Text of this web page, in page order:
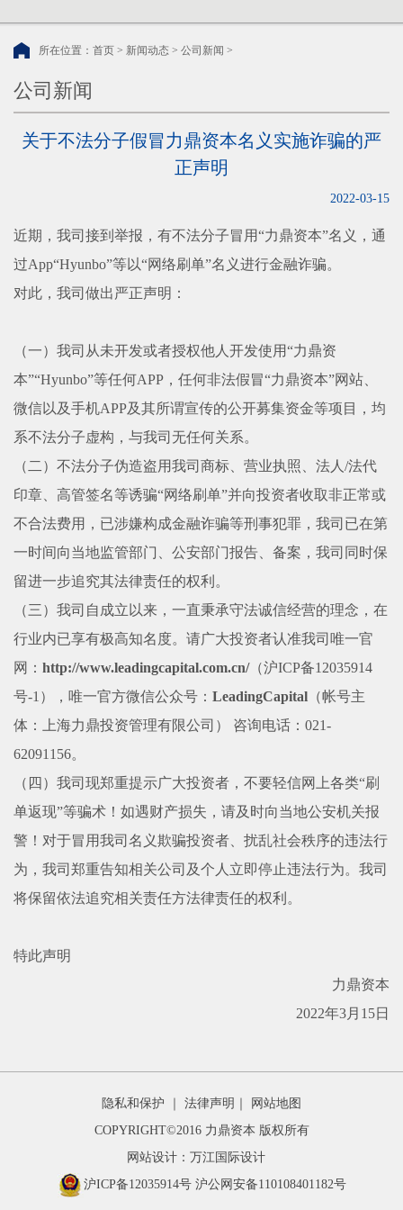
所在位置： 首页 > 新闻动态 > 公司新闻 >
公司新闻
关于不法分子假冒力鼎资本名义实施诈骗的严
正声明
2022-03-15
近期，我司接到举报，有不法分子冒用“力鼎资本”名义，通
过App“Hyunbo”等以“网络刷单”名义进行金融诈骗。
对此，我司做出严正声明：
（一） 我司从未开发或者授权他人开发使用“力鼎资
本”“Hyunbo”等任何APP ，任何非法假冒“力鼎资本”网站、
微信以及手机APP及其所谓宣传的公开募集资金等项目，均
系不法分子虚构，与我司无任何关系。
（二） 不法分子伪造盗用我司商标、 营业执照、 法人 /法代
印章、 高管签名等诱骗“网络刷单”并向投资者收取非正常或
不合法费用，已涉嫌构成金融诈骗等刑事犯罪，我司已在第
一时间向当地监管部门、公安部门报告、 备案 ，我司同时保
留进一步追究其法律责任的权利。
（三） 我司自成立以来，一直秉承守法诚信经营的理念，在
行业内已享有极高知名度。请广大投资者认准我司唯一官
网： http://www.leadingcapital.com.cn/（沪ICP备12035914
号-1 ），唯一官方微信公众号： LeadingCapital （帐号主
体：上海力鼎投资管理有限公司）
咨询电话 ： 021-
62091156。
（四） 我司现郑重提示广大投资者 ，不要轻信网上各类“刷
单返现”等骗术！如遇财产损失，请及时向当地公安机关报
警！对于冒用我司名义欺骗投资者、扰乱社会秩序的违法行
为，我司郑重告知相关公司及个人立即停止违法行为。我司
将保留依法追究相关责任方法律责任的权利。
特此声明
力鼎资本
2022年3月 15日
隐私和保护 法律声明
网站地图
COPYRIGHT©2016 力鼎资本 版权所有
网站设计：万江国际设计
沪ICP备12035914号 沪公网安备110108401182号